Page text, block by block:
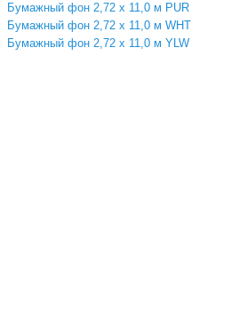
Бумажный фон 2,72 х 11,0 м PUR
Бумажный фон 2,72 х 11,0 м WHT
Бумажный фон 2,72 х 11,0 м YLW